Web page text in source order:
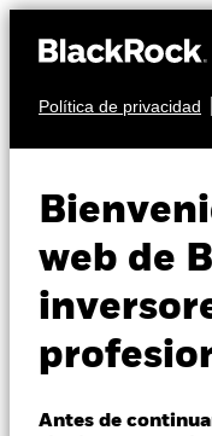
Política de privacidad
web de
Antes de
Perspectivas
Visión de mercado
Educación
Income